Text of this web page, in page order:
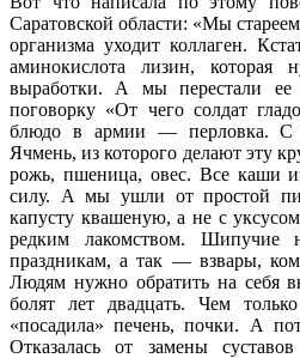
Саратовской области: «Мы
организма уходит коллаген.
аминокислота лизин, которая
выработки. А мы перестали
поговорку «От чего солдат
блюдо в армии — перловка. С
Ячмень, из которого делают эту
рожь, пшеница, овес. Все каши
силу. А мы ушли от простой
капусту квашеную, а не с
редким лакомством. Шипучие
праздникам, а так — взвары,
Людям нужно обратить на себя
болят лет двадцать. Чем
«посадила» печень, почки. А
Отказалась от замены